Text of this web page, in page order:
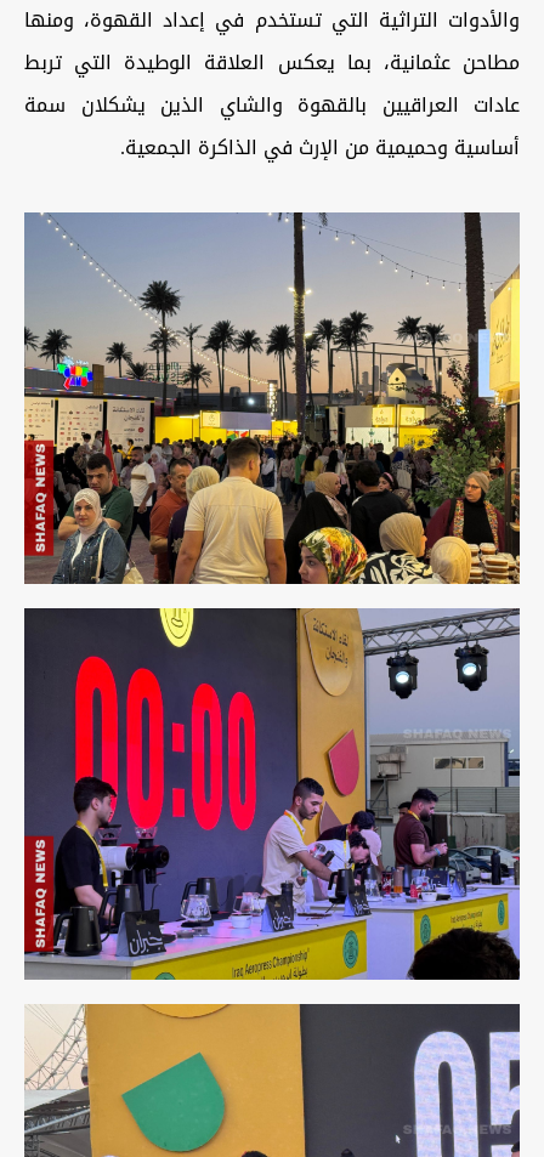
والأدوات التراثية التي تستخدم في إعداد القهوة، ومنها
مطاحن عثمانية، بما يعكس العلاقة الوطيدة التي تربط
عادات العراقيين بالقهوة والشاي الذين يشكلان سمة
أساسية وحميمية من الإرث في الذاكرة الجمعية.